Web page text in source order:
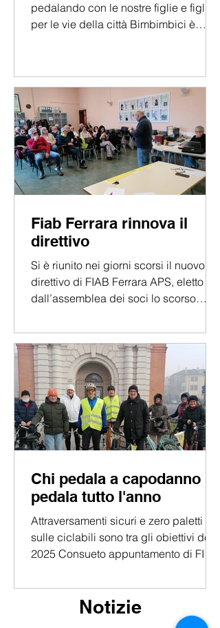
pedalando con le nostre figlie e figli
per le vie della città Bimbimbici è
Fiab Ferrara rinnova il
direttivo
Si è riunito nei giorni scorsi il nuovo
direttivo di FIAB Ferrara APS, eletto
dall’assemblea dei soci lo scorso
Chi pedala a capodanno
pedala tutto l'anno
Attraversamenti sicuri e zero paletti
sulle ciclabili sono tra gli obiettivi del
2025 Consueto appuntamento di FIAB
Notizie